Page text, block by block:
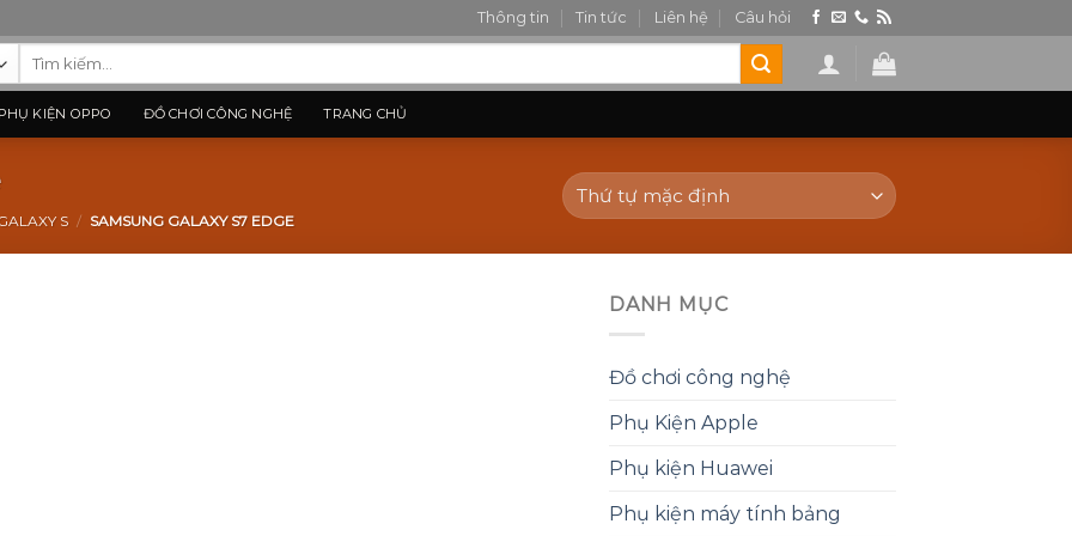
Thông tin Tin tức Liên hệ Câu hỏi
Tìm
PHỤ KIỆN OPPO ĐỒ CHƠI CÔNG NGHỆ TRANG CHỦ
S / SAMSUNG GALAXY S7 EDGE
DANH MỤC
Đồ chơi công nghệ
Phụ Kiện Apple
Phụ kiện Huawei
Phụ kiện máy tính bảng